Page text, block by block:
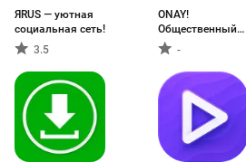
ЯRUS — уютная
социальная сеть!
3.5
ONAY!
Общественный
транспорт
-